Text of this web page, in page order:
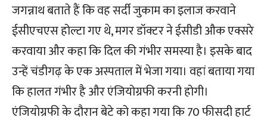
जगन्नाथ बताते हैं कि वह सर्दी जुकाम का इलाज करवाने
ईसीएचएस होल्टा गए थे, मगर डॉक्टर ने ईसीडी औक एक्सरे
करवाया और कहा कि दिल की गंभीर समस्या है। इसके बाद
उन्हें चंडीगढ़ के एक अस्पताल में भेजा गया। वहां बताया गया
कि हालत गंभीर है और एंजियोग्रफी करनी होगी।
एंजियोग्रफी के दौरान बेटे को कहा गया कि 70 फीसदी हार्ट